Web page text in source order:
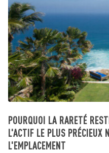
POURQUOI LA RARETÉ
L'ACTIF LE PLUS
L'EMPLACEMENT